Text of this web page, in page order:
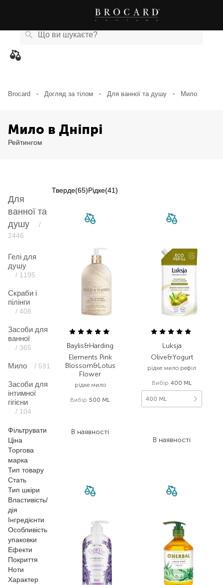
Brocard Догляд за тілом Для ванної та душу Мило
Мило в Дніпрі
Рейтингом
Для
ванної та
душу
/
2446
Гелі для
душу
/ 1195
Скраби і
пілінги
/ 408
Засоби для
ванної
/ 365
Мило / 591
Засоби для
інтимної
гігієни
/ 104
Фільтрувати
Ціна
Торгова
марка
Тип товару
Стать
Тип шкіри
Властивість/
дія
Інгредієнти
Особливість
упаковки
Ефекти
Покриття
Ноти
Характер
Тверде(65)Рідке(41)
Baylis&Harding
Elements Pink
Blossom&Lotus
Flower
рідке мило
Вибір 500 ML
В наявності
Luksja
Olive&Yogurt
рідке мило рефіл
Вибір 400 ML
400 ML
В наявності